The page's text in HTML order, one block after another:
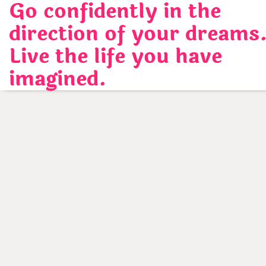
Skip
content
Go confidently in the
direction of your
Live the life you have
imagined.